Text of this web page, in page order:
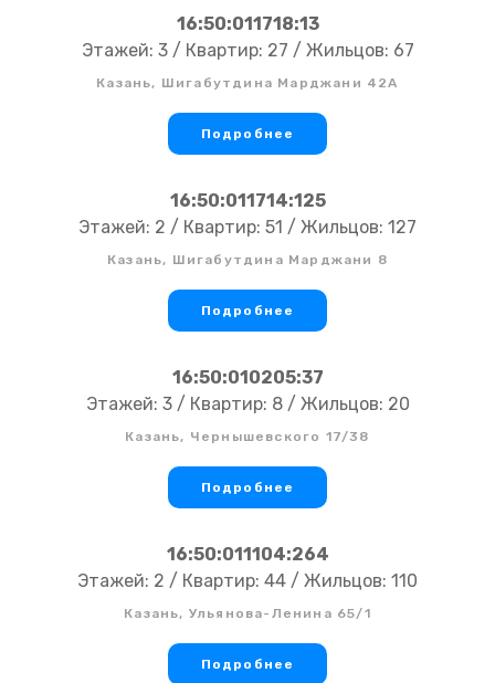
16:50:011718:13
Этажей: 3 / Квартир: 27 / Жильцов: 67
Казань, Шигабутдина Марджани 42А
Подробнее
16:50:011714:125
Этажей: 2 / Квартир: 51 / Жильцов: 127
Казань, Шигабутдина Марджани 8
Подробнее
16:50:010205:37
Этажей: 3 / Квартир: 8 / Жильцов: 20
Казань, Чернышевского 17/38
Подробнее
16:50:011104:264
Этажей: 2 / Квартир: 44 / Жильцов: 110
Казань, Ульянова-Ленина 65/1
Подробнее